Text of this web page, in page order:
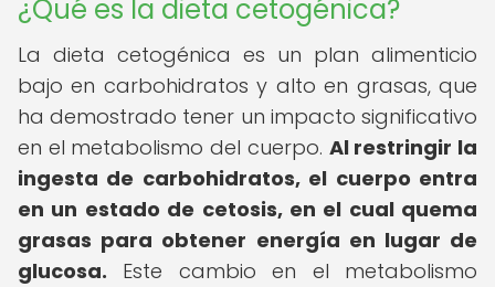
¿Qué es la dieta cetogénica?
La dieta cetogénica es un plan alimenticio
bajo en carbohidratos y alto en grasas, que
ha demostrado tener un impacto significativo
en el metabolismo del cuerpo. Al restringir la
ingesta de carbohidratos, el cuerpo entra
en un estado de cetosis, en el cual quema
grasas para obtener energía en lugar de
glucosa. Este cambio en el metabolismo